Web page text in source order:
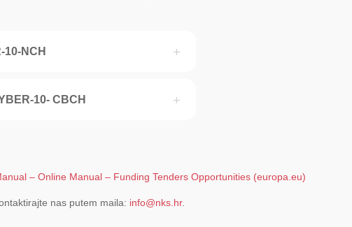
10-NCH
10- CBCH
– Online Manual – Funding Tenders Opportunities (europa.eu)
nas putem maila: info@nks.hr.